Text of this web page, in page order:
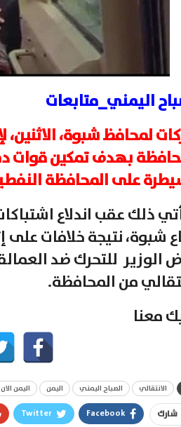
اليمني_متابعات
لمحافظ شبوة، الاثنين،
بهدف تمكين قوات
على المحافظة
ذلك عقب اندلاع
شبوة، نتيجة خلافات على
الوزير للتحرك ضد
من المحافظة.
معنا
الانتقالي الصباح اليمني اليمن اليمن الان
شارك Facebook
Twitter